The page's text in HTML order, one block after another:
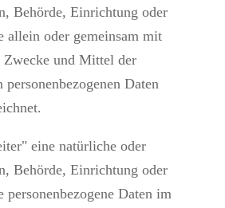
Behörde, Einrichtung oder
allein oder gemeinsam mit
Zwecke und Mittel der
Daten
eine natürliche oder
Behörde, Einrichtung oder
personenbezogene Daten im